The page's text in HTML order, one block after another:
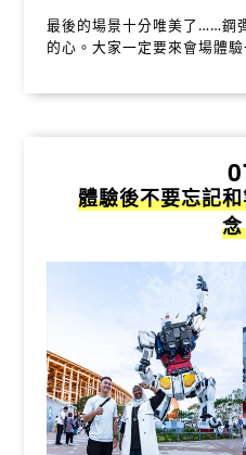
最後的場景十分唯美了……鋼
的心。大家一定要來會場體驗
體驗後不要忘記